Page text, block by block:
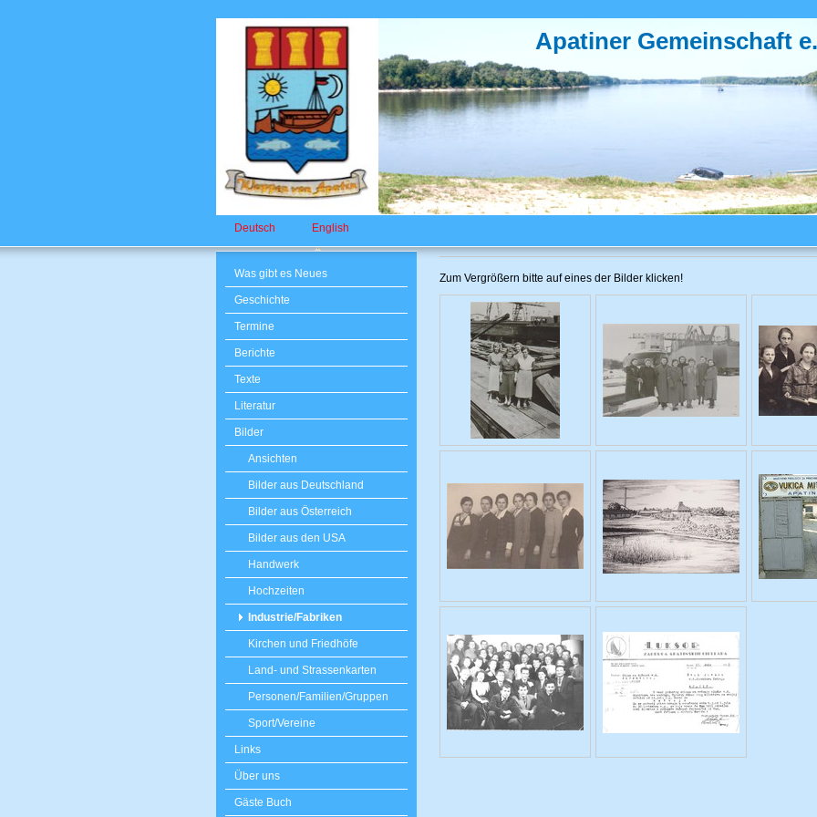
Apatiner Gemeinschaft
Deutsch English
Was gibt es Neues
Geschichte
Termine
Berichte
Texte
Literatur
Bilder
Ansichten
Bilder aus Deutschland
Bilder aus Österreich
Bilder aus den USA
Handwerk
Hochzeiten
Industrie/Fabriken
Kirchen und Friedhöfe
Land- und Strassenkarten
Personen/Familien/Gruppen
Sport/Vereine
Links
Über uns
Gäste Buch
Zum Vergrößern bitte auf eines der Bilder klicken!